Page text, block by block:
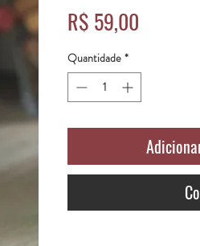
R$ 59,00
Quantidade *